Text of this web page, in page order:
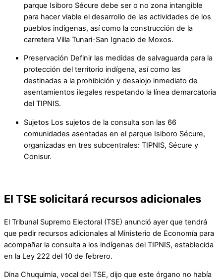
parque Isiboro Sécure debe ser o no zona intangible
para hacer viable el desarrollo de las actividades de los
pueblos indígenas, así como la construcción de la
carretera Villa Tunari-San Ignacio de Moxos.
Preservación Definir las medidas de salvaguarda para la
protección del territorio indígena, así como las
destinadas a la prohibición y desalojo inmediato de
asentamientos ilegales respetando la línea demarcatoria
del TIPNIS.
Sujetos Los sujetos de la consulta son las 66
comunidades asentadas en el parque Isiboro Sécure,
organizadas en tres subcentrales: TIPNIS, Sécure y
Conisur.
El TSE solicitará recursos adicionales
El Tribunal Supremo Electoral (TSE) anunció ayer que tendrá
que pedir recursos adicionales al Ministerio de Economía para
acompañar la consulta a los indígenas del TIPNIS, establecida
en la Ley 222 del 10 de febrero.
Dina Chuquimia, vocal del TSE, dijo que este órgano no había